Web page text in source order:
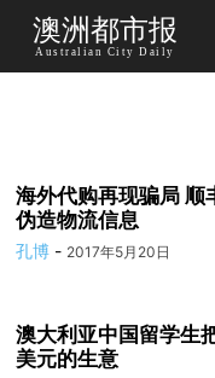
澳洲都市报
Australian City Daily
海外代购再现骗局 顺
伪造物流信息
孔博 - 2017年5月20日
澳大利亚中国留学生
美元的生意